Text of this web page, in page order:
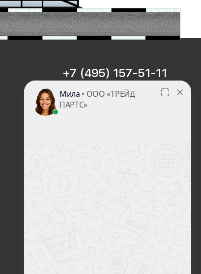
+7 (495) 157-51-11
sales@trade-part.ru